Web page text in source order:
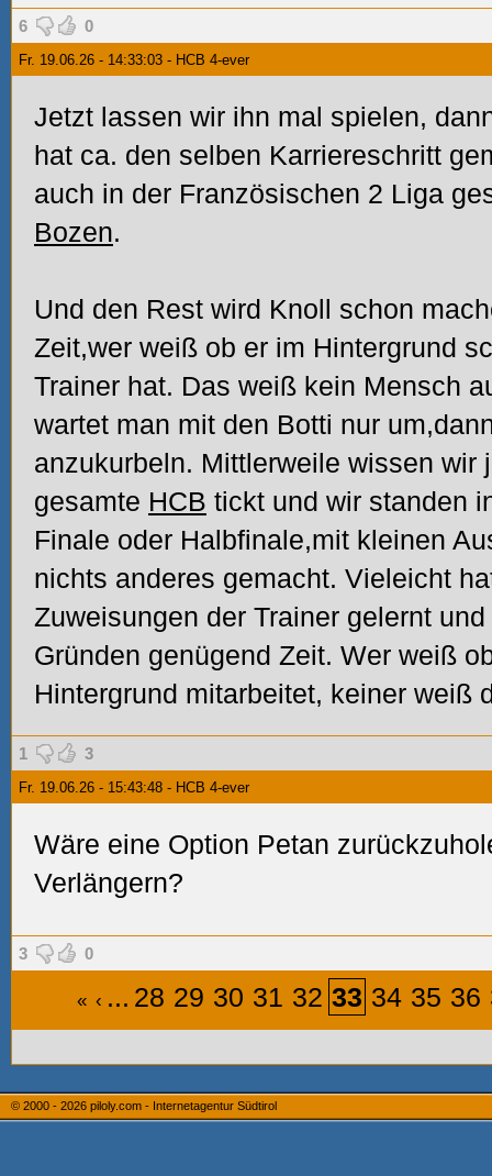
6 0
Fr. 19.06.26 - 14:33:03 - HCB 4-ever
Jetzt lassen wir ihn mal spielen,
hat ca. den selben Karriereschritt
auch in der Französischen 2 Liga
Bozen.
Und den Rest wird Knoll schon
Zeit,wer weiß ob er im Hintergrund
Trainer hat. Das weiß kein Mensch
wartet man mit den Botti nur
anzukurbeln. Mittlerweile wissen wir
gesamte HCB tickt und wir standen
Finale oder Halbfinale,mit kleinen
nichts anderes gemacht. Vieleicht
Zuweisungen der Trainer gelernt
Gründen genügend Zeit. Wer weiß
Hintergrund mitarbeitet, keiner weiß
1 3
Fr. 19.06.26 - 15:43:48 - HCB 4-ever
Wäre eine Option Petan
Verlängern?
3 0
« ‹ ... 28 29 30 31 32 33 34 35 36
© 2000 - 2026 piloly.com - Internetagentur Südtirol